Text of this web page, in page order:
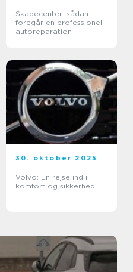
Skadecenter: sådan
foregår en professionel
autoreparation
30. oktober 2025
Volvo: En rejse ind i
komfort og sikkerhed